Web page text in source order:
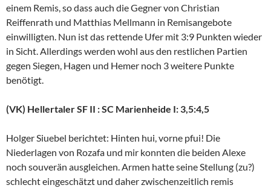
einem Remis, so dass auch die Gegner von Christian
Reiffenrath und Matthias Mellmann in Remisangebote
einwilligten. Nun ist das rettende Ufer mit 3:9 Punkten wieder
in Sicht. Allerdings werden wohl aus den restlichen Partien
gegen Siegen, Hagen und Hemer noch 3 weitere Punkte
benötigt.
(VK) Hellertaler SF II : SC Marienheide I: 3,5:4,5
Holger Siuebel berichtet: Hinten hui, vorne pfui! Die
Niederlagen von Rozafa und mir konnten die beiden Alexe
noch souverän ausgleichen. Armen hatte seine Stellung (zu?)
schlecht eingeschätzt und daher zwischenzeitlich remis